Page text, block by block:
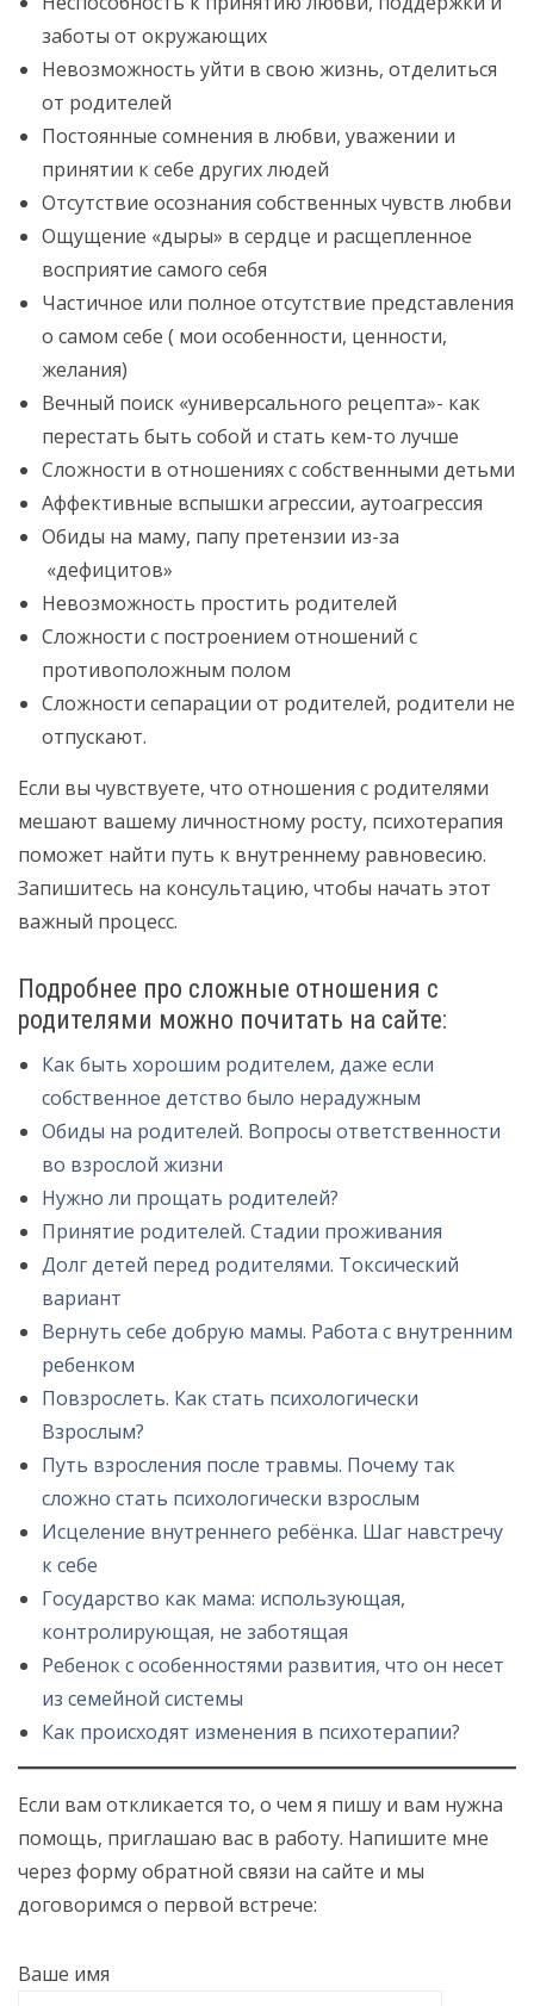
заботы от окружающих
Невозможность уйти в свою жизнь, отделиться
от родителей
Постоянные сомнения в любви, уважении и
принятии к себе других людей
Отсутствие осознания собственных чувств любви
Ощущение «дыры» в сердце и расщепленное
восприятие самого себя
Частичное или полное отсутствие представления
о самом себе ( мои особенности, ценности,
желания)
Вечный поиск «универсального рецепта»- как
перестать быть собой и стать кем-то лучше
Сложности в отношениях с собственными детьми
Аффективные вспышки агрессии, аутоагрессия
Обиды на маму, папу претензии из-за
«дефицитов»
Невозможность простить родителей
Сложности с построением отношений с
противоположным полом
Сложности сепарации от родителей, родители не
отпускают.
Если вы чувствуете, что отношения с родителями
мешают вашему личностному росту, психотерапия
поможет найти путь к внутреннему равновесию.
Запишитесь на консультацию, чтобы начать этот
важный процесс.
Подробнее про сложные отношения с
родителями можно почитать на сайте:
Как быть хорошим родителем, даже если
собственное детство было нерадужным
Обиды на родителей. Вопросы ответственности
во взрослой жизни
Нужно ли прощать родителей?
Принятие родителей. Стадии проживания
Долг детей перед родителями. Токсический
вариант
Вернуть себе добрую мамы. Работа с внутренним
ребенком
Повзрослеть. Как стать психологически
Взрослым?
Путь взросления после травмы. Почему так
сложно стать психологически взрослым
Исцеление внутреннего ребёнка. Шаг навстречу
к себе
Государство как мама: использующая,
контролирующая, не заботящая
Ребенок с особенностями развития, что он несет
из семейной системы
Как происходят изменения в психотерапии?
Если вам откликается то, о чем я пишу и вам нужна
помощь, приглашаю вас в работу. Напишите мне
через форму обратной связи на сайте и мы
договоримся о первой встрече:
Ваше имя